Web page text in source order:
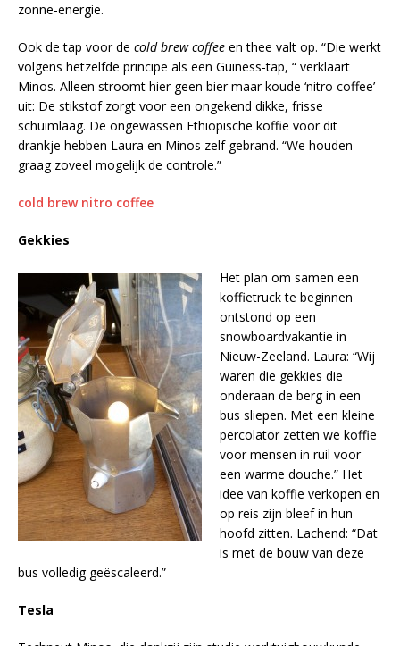
zonne-energie.
Ook de tap voor de cold brew coffee en thee valt op. “Die werkt
volgens hetzelfde principe als een Guiness-tap, “ verklaart
Minos. Alleen stroomt hier geen bier maar koude ‘nitro coffee’
uit: De stikstof zorgt voor een ongekend dikke, frisse
schuimlaag. De ongewassen Ethiopische koffie voor dit
drankje hebben Laura en Minos zelf gebrand. “We houden
graag zoveel mogelijk de controle.”
cold brew nitro coffee
Gekkies
Het plan om samen een
koffietruck te beginnen
ontstond op een
snowboardvakantie in
Nieuw-Zeeland. Laura: “Wij
waren die gekkies die
onderaan de berg in een
bus sliepen. Met een kleine
percolator zetten we koffie
voor mensen in ruil voor
een warme douche.” Het
idee van koffie verkopen en
op reis zijn bleef in hun
hoofd zitten. Lachend: “Dat
is met de bouw van deze
bus volledig geëscaleerd.”
Tesla